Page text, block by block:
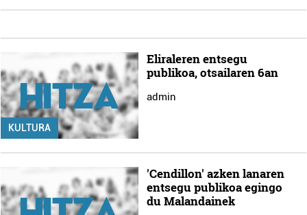
KULTURA
Eliraleren entsegu
publikoa, otsailaren 6an
admin
'Cendillon' azken lanaren
entsegu publikoa egingo
du Malandainek